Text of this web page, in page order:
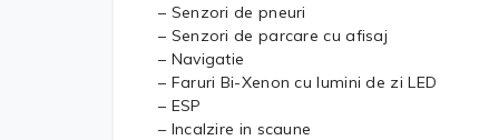
– Senzori de pneuri
– Senzori de parcare cu afisaj
– Navigatie
– Faruri Bi-Xenon cu lumini de zi LED
– ESP
– Incalzire in scaune